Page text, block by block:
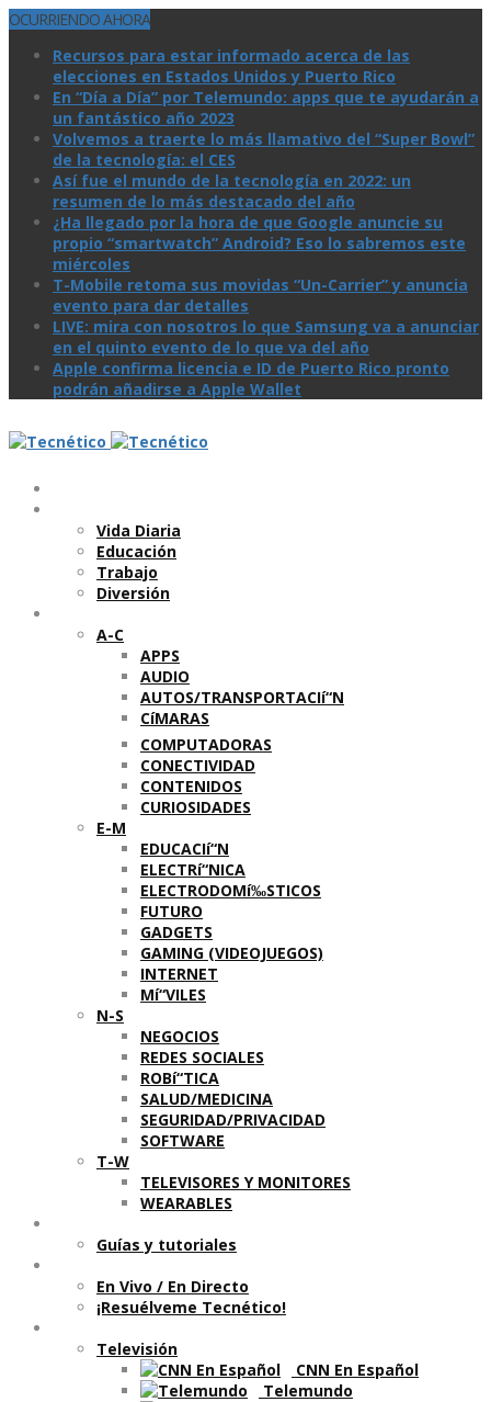
OCURRIENDO AHORA
Recursos para estar informado acerca de las
elecciones en Estados Unidos y Puerto Rico
En “Día a Día” por Telemundo: apps que te ayudarán a
un fantástico año 2023
Volvemos a traerte lo más llamativo del “Super Bowl”
de la tecnologí­a: el CES
Así­ fue el mundo de la tecnologí­a en 2022: un
resumen de lo más destacado del año
¿Ha llegado por la hora de que Google anuncie su
propio “smartwatch” Android? Eso lo sabremos este
miércoles
T-Mobile retoma sus movidas “Un-Carrier” y anuncia
evento para dar detalles
LIVE: mira con nosotros lo que Samsung va a anunciar
en el quinto evento de lo que va del año
Apple confirma licencia e ID de Puerto Rico pronto
podrán añadirse a Apple Wallet
Vida Diaria
Educación
Trabajo
Diversión
A-C
APPS
AUDIO
AUTOS/TRANSPORTACIí“N
CíMARAS
COMPUTADORAS
CONECTIVIDAD
CONTENIDOS
CURIOSIDADES
E-M
EDUCACIí“N
ELECTRí“NICA
ELECTRODOMí‰STICOS
FUTURO
GADGETS
GAMING (VIDEOJUEGOS)
INTERNET
Mí“VILES
N-S
NEGOCIOS
REDES SOCIALES
ROBí“TICA
SALUD/MEDICINA
SEGURIDAD/PRIVACIDAD
SOFTWARE
T-W
TELEVISORES Y MONITORES
WEARABLES
Guí­as y tutoriales
En Vivo / En Directo
¡Resuélveme Tecnético!
Televisión
CNN En Español
Telemundo